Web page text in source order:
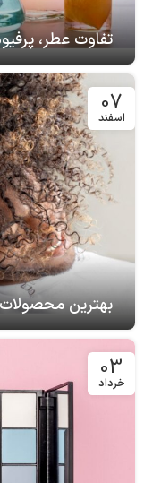
تفاوت عطر،
07
اسفند
بهترین محصولات
03
خرداد